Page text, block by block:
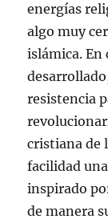
energías
algo muy
islámica. En
resistencia
cristiana de
facilidad
inspirado
de manera